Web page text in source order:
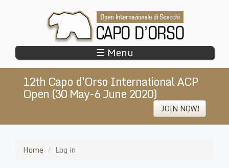
☰ Menu
12th Capo d'Orso International ACP
Open (30 May-6 June 2020)
JOIN NOW!
Home Log in